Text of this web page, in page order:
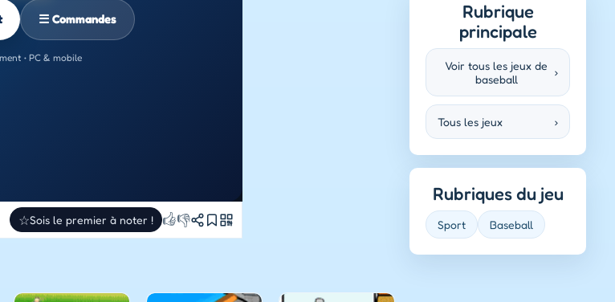
☰ Commandes
• PC & mobile
☆Sois le premier à noter ! 👍👎
Rubrique
principale
Voir tous les jeux de
baseball
›
Tous les jeux ›
Rubriques du jeu
Sport Baseball